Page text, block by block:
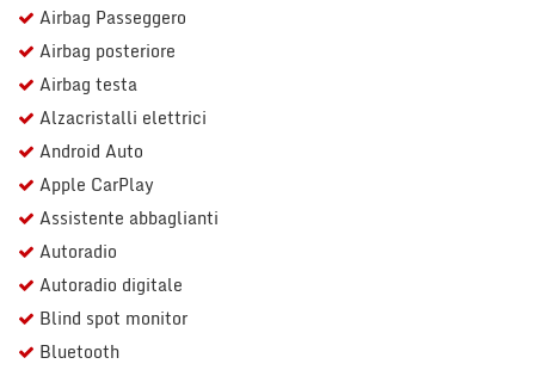
Airbag Passeggero
Airbag posteriore
Airbag testa
Alzacristalli elettrici
Android Auto
Apple CarPlay
Assistente abbaglianti
Autoradio
Autoradio digitale
Blind spot monitor
Bluetooth